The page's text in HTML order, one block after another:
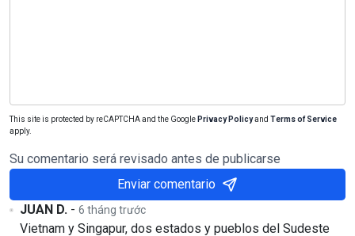
This site is protected by reCAPTCHA and the Google Privacy Policyand Terms of Service
apply.
Su comentario será revisado antes de publicarse
Enviar comentario
JUAN D. -6 tháng trước
Vietnam y Singapur, dos estados y pueblos del Sudeste